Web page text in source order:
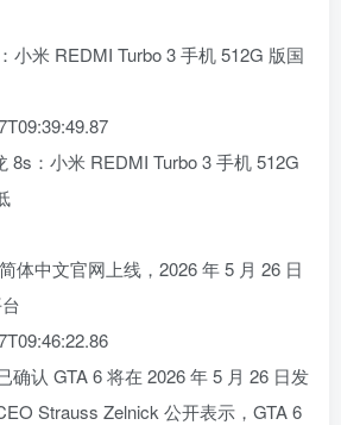
小米 REDMI Turbo 3 手机 512G 版国
8s：小米 REDMI Turbo 3 手机 512G
体中文官网上线，2026 年 5 月 26 日
确认 GTA 6 将在 2026 年 5 月 26 日发
Strauss Zelnick 公开表示，GTA 6